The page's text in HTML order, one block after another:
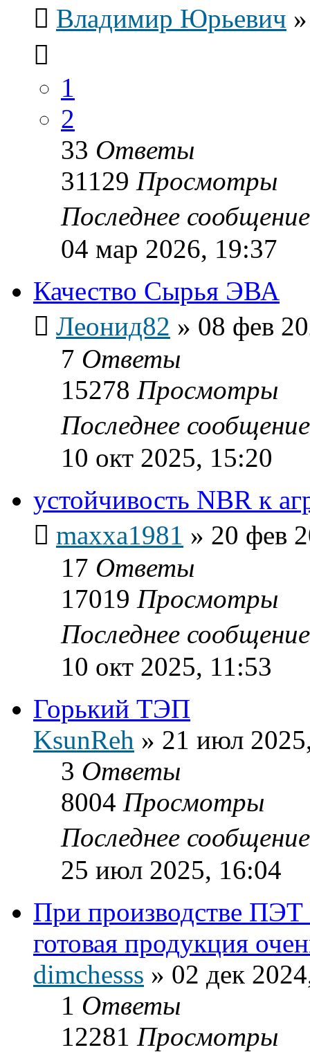
Владимир Юрьевич
1
2
33 Ответы
31129 Просмотры
Последнее
04 мар 2026, 19:37
Качество Сырья ЭВА
Леонид82 » 08 фев
7 Ответы
15278 Просмотры
Последнее
10 окт 2025, 15:20
устойчивость NBR к
maxxa1981 » 20 фев
17 Ответы
17019 Просмотры
Последнее
10 окт 2025, 11:53
Горький ТЭП
KsunReh » 21 июл
3 Ответы
8004 Просмотры
Последнее
25 июл 2025, 16:04
При производстве ПЭТ
готовая продукция
dimchesss » 02 дек
1 Ответы
12281 Просмотры